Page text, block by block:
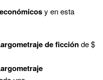
y en esta
de ficciónde $